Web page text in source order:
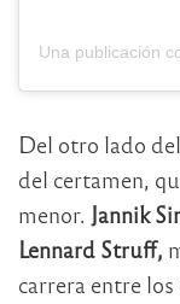
Del otro lado
del certamen,
menor. Jannik
Lennard Struff,
carrera entre